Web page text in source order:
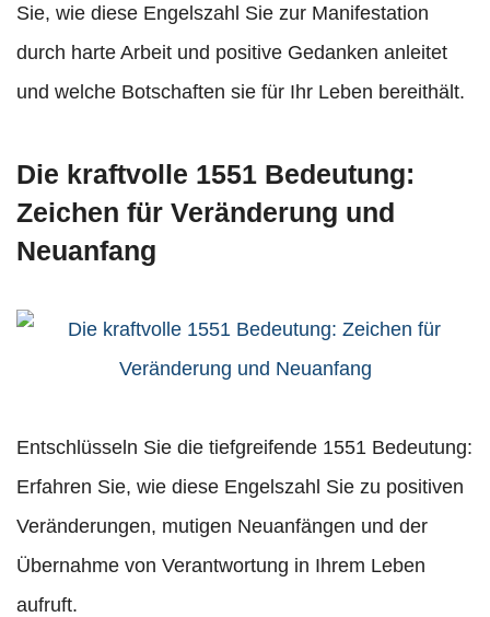
Sie, wie diese Engelszahl Sie zur Manifestation
durch harte Arbeit und positive Gedanken anleitet
und welche Botschaften sie für Ihr Leben bereithält.
Die kraftvolle 1551 Bedeutung:
Zeichen für Veränderung und
Neuanfang
Entschlüsseln Sie die tiefgreifende 1551 Bedeutung:
Erfahren Sie, wie diese Engelszahl Sie zu positiven
Veränderungen, mutigen Neuanfängen und der
Übernahme von Verantwortung in Ihrem Leben
aufruft.